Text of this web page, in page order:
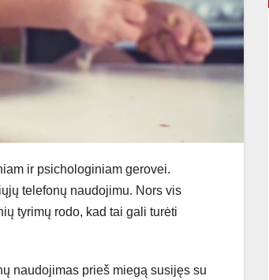
ir psichologiniam gerovei.
telefonų naudojimu. Nors vis
tyrimų rodo, kad tai gali turėti
naudojimas prieš miegą susijęs su